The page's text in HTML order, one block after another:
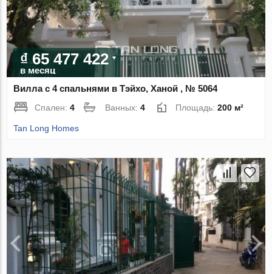
₫ 65 477 422
в месяц
Вилла с 4 спальнями в Тэйхо, Ханой , № 5064
Спален:4 Ванных:4 Площадь:200 м²
Tan Long Homes